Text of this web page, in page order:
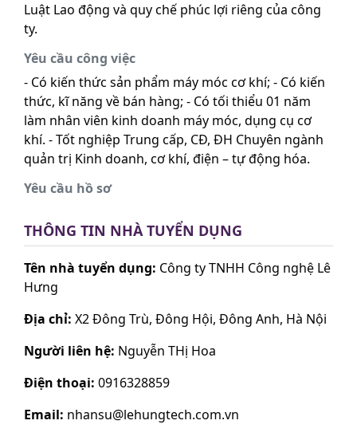
Luật Lao động và quy chế phúc lợi riêng của công
ty.
Yêu cầu công việc
- Có kiến thức sản phẩm máy móc cơ khí; - Có kiến
thức, kĩ năng về bán hàng; - Có tối thiểu 01 năm
làm nhân viên kinh doanh máy móc, dụng cụ cơ
khí. - Tốt nghiệp Trung cấp, CĐ, ĐH Chuyên ngành
quản trị Kinh doanh, cơ khí, điện – tự động hóa.
Yêu cầu hồ sơ
THÔNG TIN NHÀ TUYỂN DỤNG
Tên nhà tuyển dụng: Công ty TNHH Công nghệ Lê
Hưng
Địa chỉ: X2 Đông Trù, Đông Hội, Đông Anh, Hà Nội
Người liên hệ: Nguyễn THị Hoa
Điện thoại: 0916328859
Email: nhansu@lehungtech.com.vn